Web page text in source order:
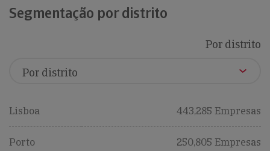
Segmentação por distrito
Por distrito
Lisboa 443,285 Empresas
Porto 250,805 Empresas